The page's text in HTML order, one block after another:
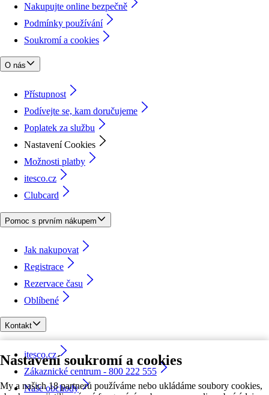
Nastavení soukromí a cookies
My a našich 18 partnerů používáme nebo ukládáme soubory cookies,
Nakupujte online bezpečně
Podmínky používání
Soukromí a cookies
O nás
Přístupnost
Podívejte se, kam doručujeme
Poplatek za službu
Nastavení Cookies
Možnosti platby
itesco.cz
Clubcard
Pomoc s prvním nákupem
Jak nakupovat
Registrace
Rezervace času
Oblíbené
Kontakt
itesco.cz
Zákaznické centrum - 800 222 555
Naše obchody